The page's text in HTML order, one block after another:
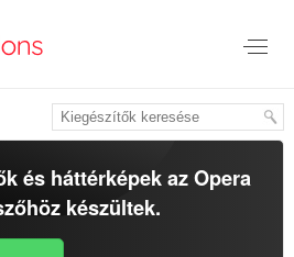
és háttérképek azOpera
készültek.